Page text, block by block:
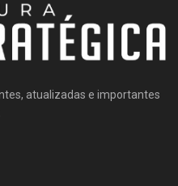
atualizadas e importantes